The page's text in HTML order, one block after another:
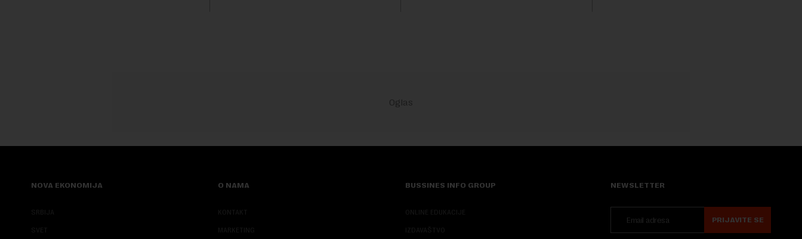
NOVA EKONOMIJA
SRBIJA
SVET
O NAMA
KONTAKT
MARKETING
BUSSINES INFO GROUP
ONLINE EDUKACIJE
IZDAVAŠTVO
NEWSLETTER
PRIJAVITE SE